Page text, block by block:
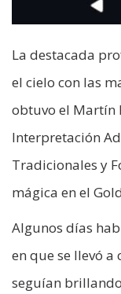
La destacada
el cielo con las
obtuvo el Martín
Interpretación
Tradicionales y
mágica en el
Algunos días
en que se llevó
seguían